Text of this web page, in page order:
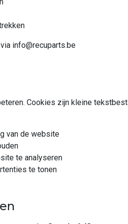
info@recuparts.be
Cookies zijn kleine
van de website
te analyseren
te tonen